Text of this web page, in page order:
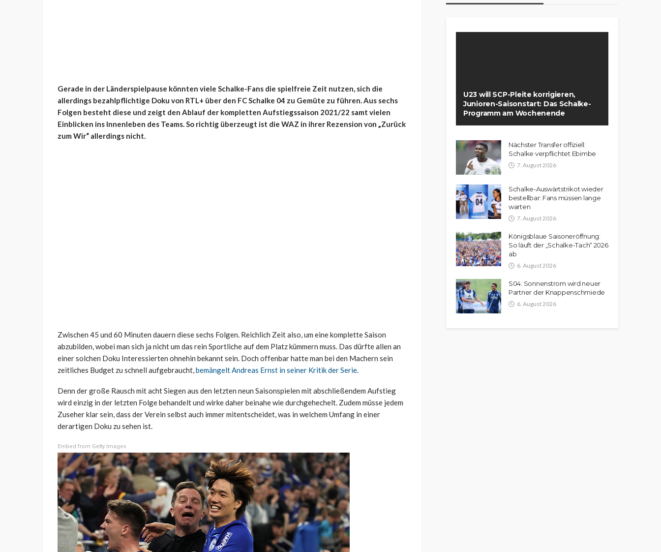
Gerade in der Länderspielpause könnten viele Schalke-Fans die spielfreie Zeit nutzen, sich die
allerdings bezahlpflichtige Doku von RTL+ über den FC Schalke 04 zu Gemüte zu führen. Aus sechs
Folgen besteht diese und zeigt den Ablauf der kompletten Aufstiegssaison 2021/22 samt vielen
Einblicken ins Innenleben des Teams. So richtig überzeugt ist die WAZ in ihrer Rezension von „Zurück
zum Wir“ allerdings nicht.
Zwischen 45 und 60 Minuten dauern diese sechs Folgen. Reichlich Zeit also, um eine komplette Saison
abzubilden, wobei man sich ja nicht um das rein Sportliche auf dem Platz kümmern muss. Das dürfte allen an
einer solchen Doku Interessierten ohnehin bekannt sein. Doch offenbar hatte man bei den Machern sein
zeitliches Budget zu schnell aufgebraucht,bemängelt Andreas Ernst in seiner Kritik der Serie.
Denn der große Rausch mit acht Siegen aus den letzten neun Saisonspielen mit abschließendem Aufstieg
wird einzig in der letzten Folge behandelt und wirke daher beinahe wie durchgehechelt. Zudem müsse jedem
Zuseher klar sein, dass der Verein selbst auch immer mitentscheidet, was in welchem Umfang in einer
derartigen Doku zu sehen ist.
Embed from Getty Images
U23 will SCP-Pleite korrigieren,
Junioren-Saisonstart: Das Schalke-
Programm am Wochenende
Nächster Transfer offiziell:
Schalke verpflichtet Ebimbe
7. August 2026
Schalke-Auswärtstrikot wieder
bestellbar: Fans müssen lange
warten
7. August 2026
Königsblaue Saisoneröffnung:
So läuft der „Schalke-Tach“ 2026
ab
6. August 2026
S04: Sonnenstrom wird neuer
Partner der Knappenschmiede
6. August 2026